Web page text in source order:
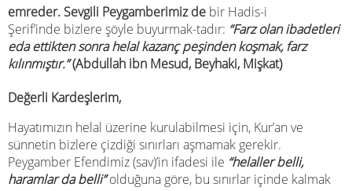
emreder. Sevgili Peygamberimiz de bir Hadis-i
Şerif’inde bizlere şöyle buyurmak-tadır: “Farz olan ibadetleri
eda ettikten sonra helal kazanç peşinden koşmak, farz
kılınmıştır.”(Abdullah ibn Mesud, Beyhaki, Mişkat)
Değerli Kardeşlerim,
Hayatımızın helal üzerine kurulabilmesi için, Kur’an ve
sünnetin bizlere çizdiği sınırları aşmamak gerekir.
Peygamber Efendimiz (sav)’in ifadesi ile “helaller belli,
haramlar da belli”olduğuna göre, bu sınırlar içinde kalmak